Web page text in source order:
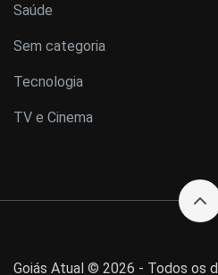
Saúde
Sem categoria
Tecnologia
TV e Cinema
Goiás Atual © 2026 - Todos os